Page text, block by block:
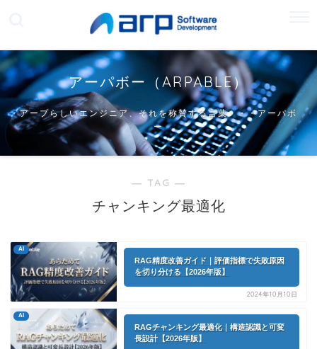
アーパボー（ARPABLE）
アープらしいエンジニア、それを称賛する言葉・・・アーパボ
ー
― TAG ―
チャンキング最適化
AI
RAG精度改善ガイド｜評価指標で失敗原因
を切り分ける【2026年版】
2024年10月10日
AI
RAGチャンキング最適化｜構造認識と可変
長設計【2026年版】